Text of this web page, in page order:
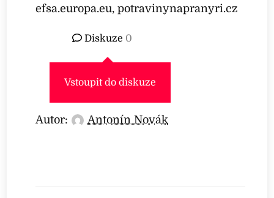
efsa.europa.eu, potravinynapranyri.cz
Diskuze 0
Vstoupit do diskuze
Autor: Antonín Novák